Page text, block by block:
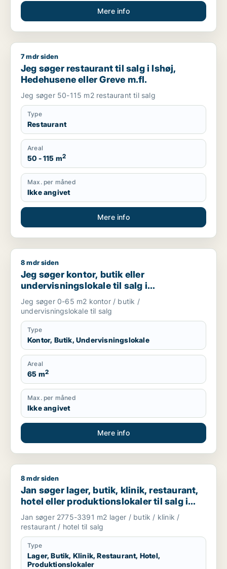
Mere info
Jeg søger restaurant til salg i Ishøj, Hedehusene eller Greve
7 mdr siden
Jeg søger restaurant til salg i Ishøj,
Hedehusene eller Greve m.fl.
Jeg søger 50-115 m2 restaurant til salg
Type
Restaurant
Areal
50 - 115 m2
Max. per måned
Ikke angivet
Mere info
Jeg søger kontor, butik eller undervisningslokale til salg i
8 mdr siden
Jeg søger kontor, butik eller
undervisningslokale til salg i
Storkøbenhavn, Nordsjælland eller Fyn
m.fl.
Jeg søger 0-65 m2 kontor / butik /
undervisningslokale til salg
Type
Kontor, Butik, Undervisningslokale
Areal
65 m2
Max. per måned
Ikke angivet
Mere info
Jan søger lager, butik, klinik, restaurant, hotel eller
8 mdr siden
Jan søger lager, butik, klinik, restaurant,
hotel eller produktionslokaler til salg i
Høje Taastrup, Ishøj eller Greve m.fl.
Jan søger 2775-3391 m2 lager / butik / klinik /
restaurant / hotel til salg
Type
Lager, Butik, Klinik, Restaurant, Hotel,
Produktionslokaler